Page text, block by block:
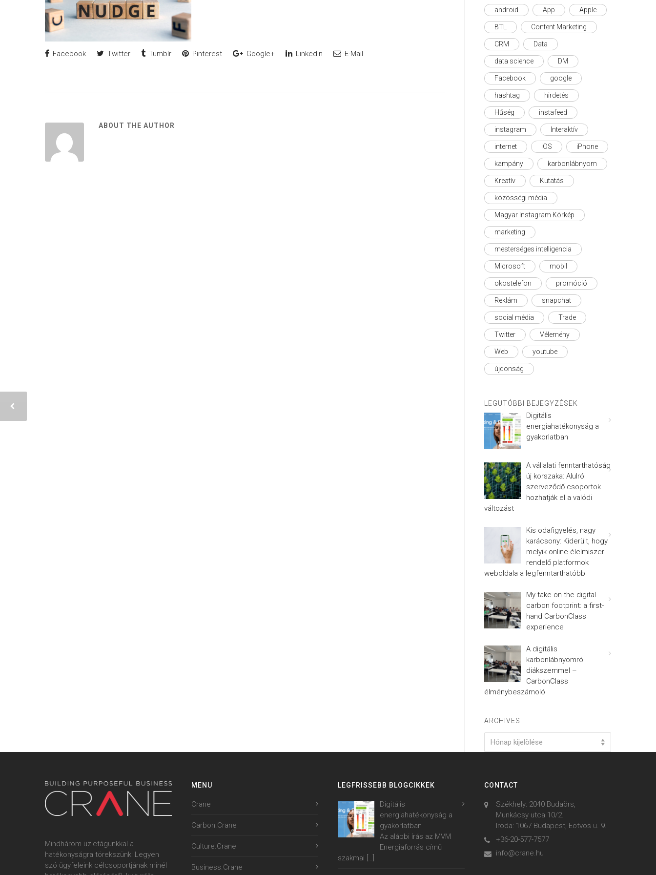
Facebook Twitter Tumblr Pinterest Google+ LinkedIn E-Mail
ABOUT THE AUTHOR
android App Apple
BTL Content Marketing
CRM Data
data science DM
Facebook google
hashtag hirdetés
Hűség instafeed
instagram Interaktív
internet iOS iPhone
kampány karbonlábnyom
Kreatív Kutatás
közösségi média
Magyar Instagram Körkép
marketing
mesterséges intelligencia
Microsoft mobil
okostelefon promóció
Reklám snapchat
social média Trade
Twitter Vélemény
Web youtube
újdonság
LEGUTÓBBI BEJEGYZÉSEK
Digitális
energiahatékonyság a
gyakorlatban
A vállalati fenntarthatóság
új korszaka: Alulról
szerveződő csoportok
hozhatják el a valódi
változást
Kis odafigyelés, nagy
karácsony: Kiderült, hogy
melyik online élelmiszer-
rendelő platformok
weboldala a legfenntarthatóbb
My take on the digital
carbon footprint: a first-
hand CarbonClass
experience
A digitális
karbonlábnyomról
diákszemmel –
CarbonClass
élménybeszámoló
ARCHIVES
Hónap kijelölése
Mindhárom üzletágunkkal a
hatékonyságra törekszünk: Legyen
szó ügyfeleink célcsoportjának minél
MENU
Crane
Carbon.Crane
Culture.Crane
Business.Crane
LEGFRISSEBB BLOGCIKKEK
Digitális
energiahatékonyság a
gyakorlatban
Az alábbi írás az MVM
Energiaforrás című
szakmai
CONTACT
Székhely: 2040 Budaörs,
Munkácsy utca 10/2.
Iroda: 1067 Budapest, Eötvös u. 9.
+36-20-577-7577
info@crane.hu